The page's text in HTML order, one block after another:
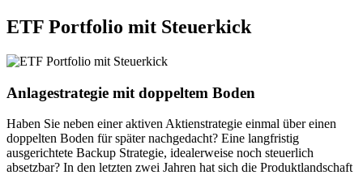
ETF Portfolio mit Steuerkick
Anlagestrategie mit doppeltem Boden
Haben Sie neben einer aktiven Aktienstrategie einmal über einen
doppelten Boden für später nachgedacht? Eine langfristig
ausgerichtete Backup Strategie, idealerweise noch steuerlich
absetzbar? In den letzten zwei Jahren hat sich die Produktlandschaft